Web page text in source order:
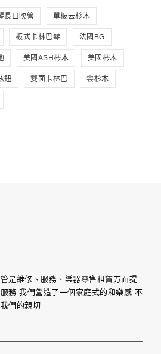
長口吹管 單板云杉木
板式卡林巴琴 法國BG
美國ASH梣木 美國梣木
鈕 雙面卡林巴 雲杉木
是維修、服務、樂器零售租賃方面提
務 我們營造了一個家庭式的和樂感 不
們的親切